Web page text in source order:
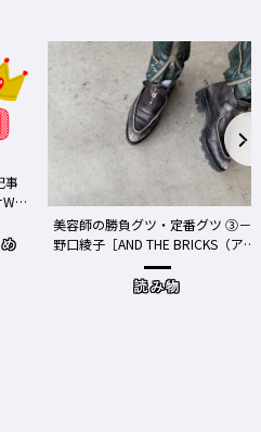
美容師の勝負グツ・定番グツ ③－
野口綾子［AND THE BRICKS（アン
ドザブリックス）／神奈川県鎌倉